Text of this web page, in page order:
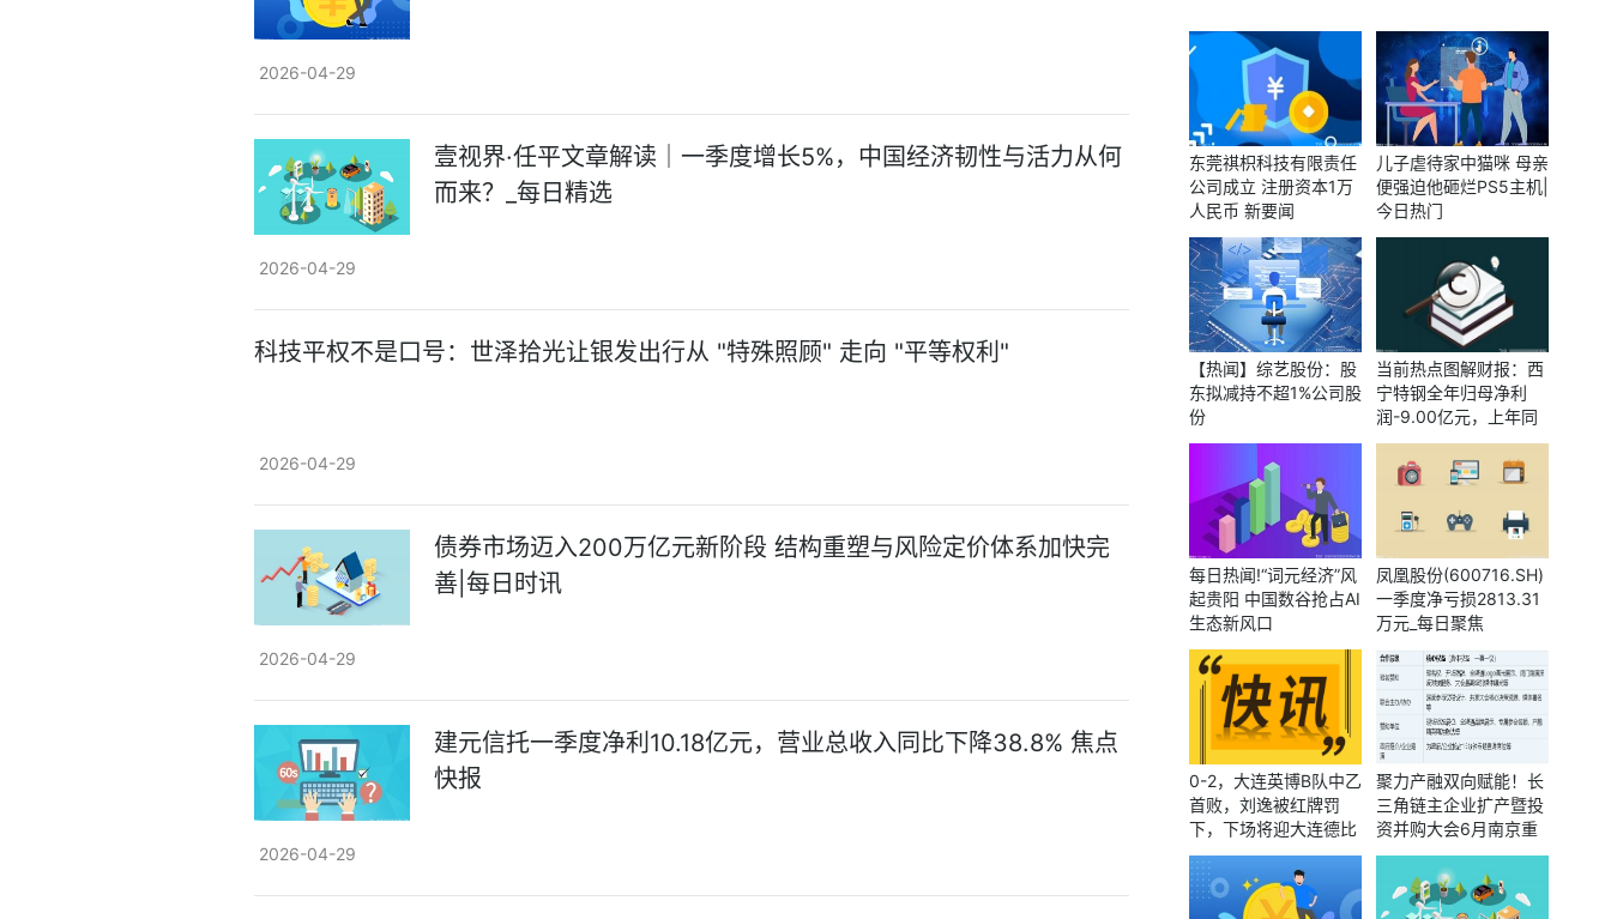
2026-04-29
壹视界·任平文章解读｜一季度增长5%，中国经济韧性与活力从何
而来？_每日精选
2026-04-29
科技平权不是口号：世泽拾光让银发出行从 "特殊照顾" 走向 "平等权利"
2026-04-29
债券市场迈入200万亿元新阶段 结构重塑与风险定价体系加快完
善|每日时讯
2026-04-29
建元信托一季度净利10.18亿元，营业总收入同比下降38.8% 焦点
快报
2026-04-29
东莞祺枳科技有限责任
公司成立 注册资本1万
人民币 新要闻
儿子虐待家中猫咪 母亲
便强迫他砸烂PS5主机|
今日热门
【热闻】综艺股份：股
东拟减持不超1%公司股
份
当前热点图解财报：西
宁特钢全年归母净利
润-9.00亿元，上年同
期-8.63亿元
每日热闻!“词元经济”风
起贵阳 中国数谷抢占AI
生态新风口
凤凰股份(600716.SH)
一季度净亏损2813.31
万元_每日聚焦
0-2，大连英博B队中乙
首败，刘逸被红牌罚
下，下场将迎大连德比
战|焦点信息
聚力产融双向赋能！长
三角链主企业扩产暨投
资并购大会6月南京重
磅启幕！